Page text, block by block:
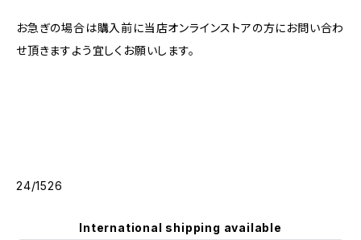
お急ぎの場合は購入前に当店オンラインストアの方にお問い合わ
せ頂きますよう宜しくお願いします。
24/1526
International shipping available